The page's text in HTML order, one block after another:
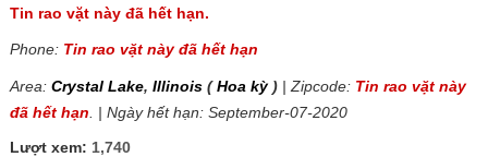
Tin rao vặt này đã hết hạn.
Phone: Tin rao vặt này đã hết hạn
Area: Crystal Lake, Illinois(Hoa kỳ)| Zipcode: Tin rao vặt này
đã hết hạn . | Ngày hết hạn: September-07-2020
Lượt xem: 1,740